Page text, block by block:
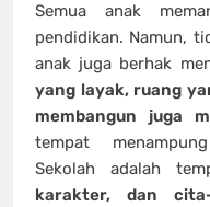
Semua anak
pendidikan. Namun,
anak juga berhak
yang layak, ruang
membangun juga
tempat
Sekolah adalah
karakter, dan